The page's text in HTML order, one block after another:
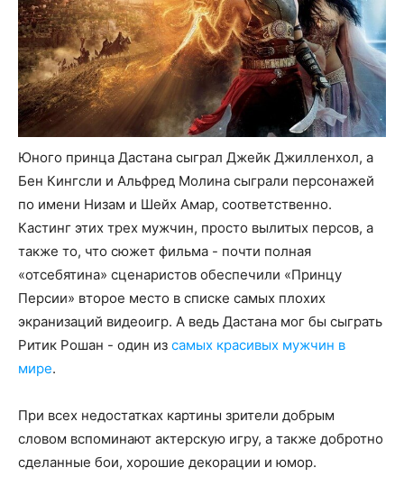
Юного принца Дастана сыграл Джейк Джилленхол, а
Бен Кингсли и Альфред Молина сыграли персонажей
по имени Низам и Шейх Амар, соответственно.
Кастинг этих трех мужчин, просто вылитых персов, а
также то, что сюжет фильма - почти полная
«отсебятина» сценаристов обеспечили «Принцу
Персии» второе место в списке самых плохих
экранизаций видеоигр. А ведь Дастана мог бы сыграть
Ритик Рошан - один из самых красивых мужчин в
мире.
При всех недостатках картины зрители добрым
словом вспоминают актерскую игру, а также добротно
сделанные бои, хорошие декорации и юмор.